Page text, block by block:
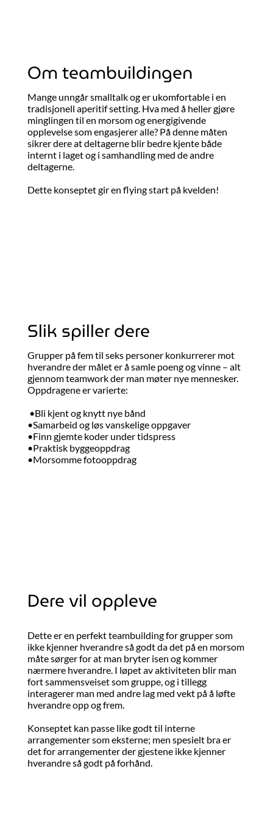
Slik spiller dere
Grupper på fem til seks personer konkurrerer mot
hverandre der målet er å samle poeng og vinne – alt
gjennom teamwork der man møter nye mennesker.
Oppdragene er varierte:
•Bli kjent og knytt nye bånd
•Samarbeid og løs vanskelige oppgaver
•Finn gjemte koder under tidspress
•Praktisk byggeoppdrag
•Morsomme fotooppdrag
Om teambuildingen
Mange unngår smalltalk og er ukomfortable i en
tradisjonell aperitif setting. Hva med å heller gjøre
minglingen til en morsom og energigivende
opplevelse som engasjerer alle? På denne måten
sikrer dere at deltagerne blir bedre kjente både
internt i laget og i samhandling med de andre
deltagerne.
Dette konseptet gir en flying start på kvelden!
Dere vil oppleve
Dette er en perfekt teambuilding for grupper som
ikke kjenner hverandre så godt da det på en morsom
måte sørger for at man bryter isen og kommer
nærmere hverandre. I løpet av aktiviteten blir man
fort sammensveiset som gruppe, og i tillegg
interagerer man med andre lag med vekt på å løfte
hverandre opp og frem.
Konseptet kan passe like godt til interne
arrangementer som eksterne; men spesielt bra er
det for arrangementer der gjestene ikke kjenner
hverandre så godt på forhånd.